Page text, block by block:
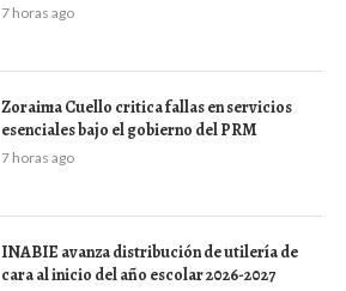
7 horas ago
Zoraima Cuello critica fallas en servicios
esenciales bajo el gobierno del PRM
7 horas ago
INABIE avanza distribución de utilería de
cara al inicio del año escolar 2026-2027